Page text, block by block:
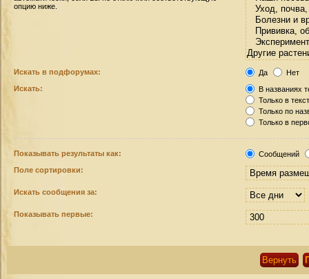
опцию ниже.
Искать в подфорумах: Да
Нет
Искать:
В названиях
Только в
Только по
Только в
Показывать результаты как:
Сообщений
Поле сортировки:
Искать сообщения за:
Показывать первые: